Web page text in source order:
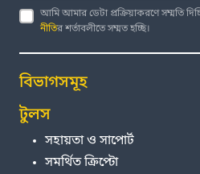
আমি আমার ডেটা প্রক্রিয়াকরণে সম্মতি
নীতির শর্তাবলীতে সম্মত হচ্ছি।
বিভাগসমূহ
টুলস
সহায়তা ও সাপোর্ট
সমর্থিত ক্রিপ্টো